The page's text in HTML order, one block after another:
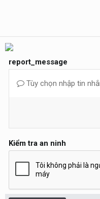
report_message
Tùy chọn nhập tin
Kiểm tra an ninh